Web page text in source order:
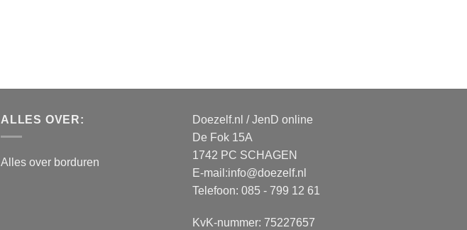
ALLES OVER:
Alles over borduren
Doezelf.nl / JenD online
De Fok 15A
1742 PC SCHAGEN
E-mail:info@doezelf.nl
Telefoon: 085 - 799 12 61
KvK-nummer: 75227657